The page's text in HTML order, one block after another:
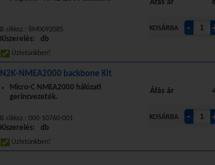
Áfás ár
B.cikksz.: 8M0092085
Kiszerelés: db
Üzletünkben!
N2K-NMEA2000 backbone Kit
Áfás ár
Micro-C NMEA2000 hálózati
gerincvezeték.
B.cikksz.: 000-10760-001
Kiszerelés: db
Üzletünkben!